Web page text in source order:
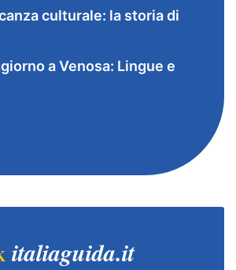
culturale: la storia di
a Venosa: Lingue e
italiaguida.it